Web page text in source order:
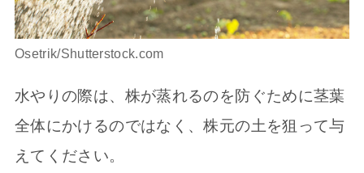
Osetrik/Shutterstock.com
水やりの際は、株が蒸れるのを防ぐために茎葉
全体にかけるのではなく、株元の土を狙って与
えてください。